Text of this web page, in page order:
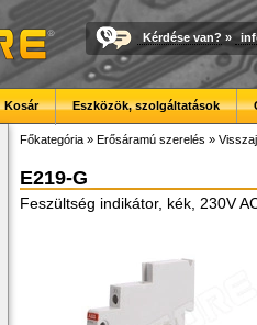
Kérdése van? »
Kosár Eszközök, szolgáltatások
Főkategória » Erősáramú szerelés »
E219-G
Feszültség indikátor, kék, 230V